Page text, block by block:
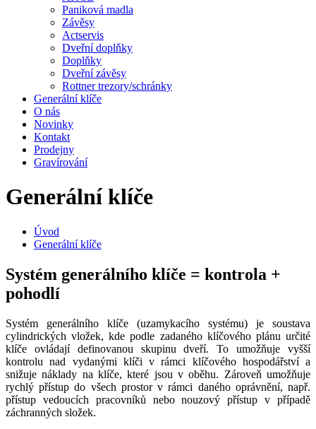
Paniková madla
Závěsy
Actservis
Dveřní doplňky
Doplňky
Dveřní závěsy
Rottner trezory/schránky
Generální klíče
O nás
Novinky
Kontakt
Prodejny
Gravírování
Generální klíče
Úvod
Generální klíče
Systém generálního klíče = kontrola +
pohodlí
Systém generálního klíče (uzamykacího systému) je soustava
cylindrických vložek, kde podle zadaného klíčového plánu určité
klíče ovládají definovanou skupinu dveří. To umožňuje vyšší
kontrolu nad vydanými klíči v rámci klíčového hospodářství a
snižuje náklady na klíče, které jsou v oběhu. Zároveň umožňuje
rychlý přístup do všech prostor v rámci daného oprávnění, např.
přístup vedoucích pracovníků nebo nouzový přístup v případě
záchranných složek.